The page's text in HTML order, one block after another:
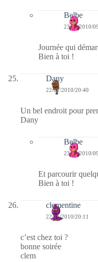
Belbe
23/01/2010/
Journée qui
Bien à toi !
Dany
22/01/2010/20:40
Un bel endroit pour
Dany
Belbe
23/01/2010/
Et parcourir
Bien à toi !
clementine
22/01/2010/20:11
c’est chez toi ?
bonne soirée
clem